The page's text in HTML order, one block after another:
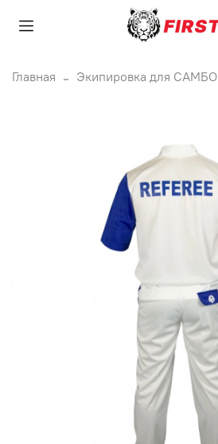
Главная Экипировка для САМБО